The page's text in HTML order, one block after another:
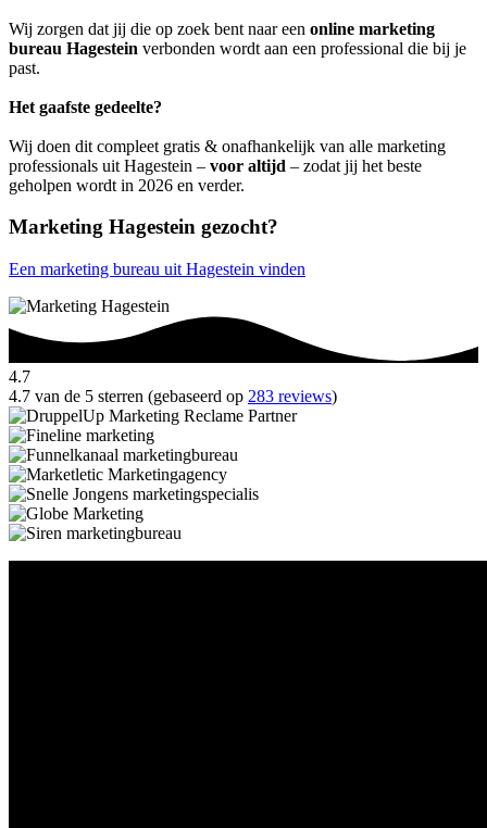
Wij zorgen dat jij die op zoek bent naar een online marketing
bureau Hagestein verbonden wordt aan een professional die bij je
past.
Het gaafste gedeelte?
Wij doen dit compleet gratis & onafhankelijk van alle marketing
professionals uit Hagestein – voor altijd – zodat jij het beste
geholpen wordt in 2026 en verder.
Marketing Hagestein gezocht?
Een marketing bureau uit Hagestein vinden
4.7
4.7 van de 5 sterren (gebaseerd op 283 reviews)